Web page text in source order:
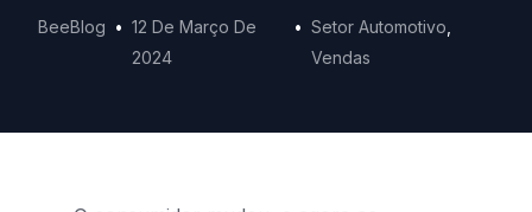
BeeBlog
12 De Março De
2024
Setor Automotivo
Vendas